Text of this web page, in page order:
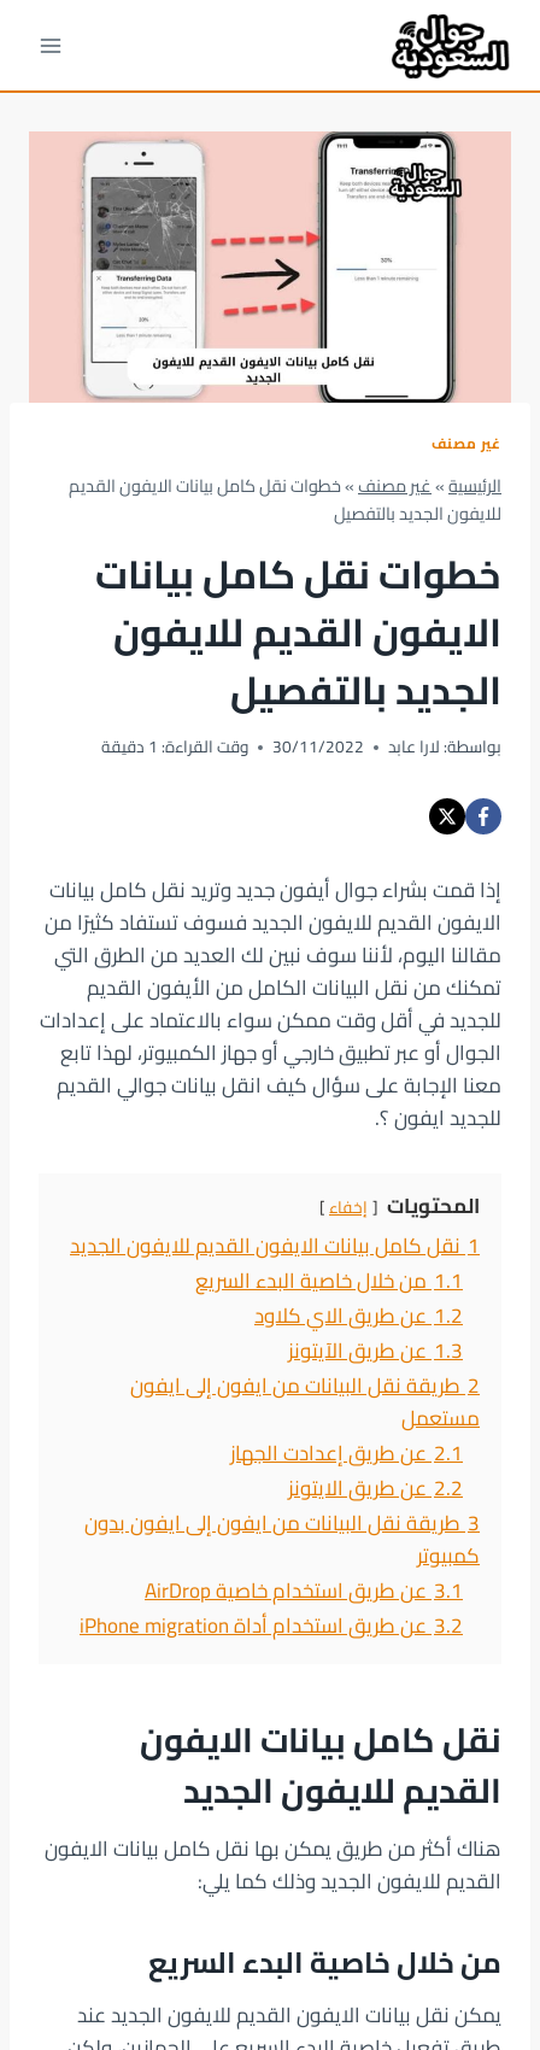
المحتوى
غير مصنف
الرئيسية»غير مصنف»خطوات نقل كامل بيانات الايفون القديم
للايفون الجديد بالتفصيل
خطوات نقل كامل بيانات
الايفون القديم للايفون
الجديد بالتفصيل
بواسطة:لارا عابد 30/11/2022 وقت القراءة: 1دقيقة
إذا قمت بشراء جوال أيفون جديد وتريد نقل كامل بيانات
الايفون القديم للايفون الجديد فسوف تستفاد كثيرًا من
مقالنا اليوم، لأننا سوف نبين لك العديد من الطرق التي
تمكنك من نقل البيانات الكامل من الأيفون القديم
للجديد في أقل وقت ممكن سواء بالاعتماد على إعدادات
الجوال أو عبر تطبيق خارجي أو جهاز الكمبيوتر، لهذا تابع
معنا الإجابة على سؤال كيف انقل بيانات جوالي القديم
للجديد ايفون ؟.
المحتويات إخفاء
1نقل كامل بيانات الايفون القديم للايفون الجديد
1.1من خلال خاصية البدء السريع
1.2عن طريق الاي كلاود
1.3عن طريق الآيتونز
2طريقة نقل البيانات من ايفون إلى ايفون
مستعمل
2.1عن طريق إعدادت الجهاز
2.2عن طريق الايتونز
3طريقة نقل البيانات من ايفون إلى ايفون بدون
كمبيوتر
3.1عن طريق استخدام خاصية AirDrop
3.2عن طريق استخدام أداة iPhone migration
نقل كامل بيانات الايفون
القديم للايفون الجديد
هناك أكثر من طريق يمكن بها نقل كامل بيانات الايفون
القديم للايفون الجديد وذلك كما يلي:
من خلال خاصية البدء السريع
يمكن نقل بيانات الايفون القديم للايفون الجديد عند